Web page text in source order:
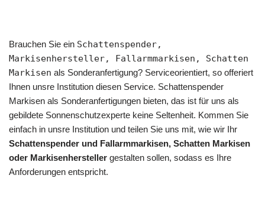
Brauchen Sie ein Schattenspender,
Markisenhersteller, Fallarmmarkisen, Schatten
Markisen als Sonderanfertigung? Serviceorientiert, so offeriert
Ihnen unsre Institution diesen Service. Schattenspender
Markisen als Sonderanfertigungen bieten, das ist für uns als
gebildete Sonnenschutzexperte keine Seltenheit. Kommen Sie
einfach in unsre Institution und teilen Sie uns mit, wie wir Ihr
Schattenspender und Fallarmmarkisen, Schatten Markisen
oder Markisenhersteller gestalten sollen, sodass es Ihre
Anforderungen entspricht.